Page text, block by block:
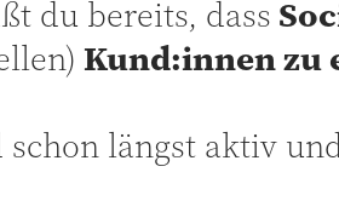
du bereits, dass
Kund:innen zu
längst aktiv